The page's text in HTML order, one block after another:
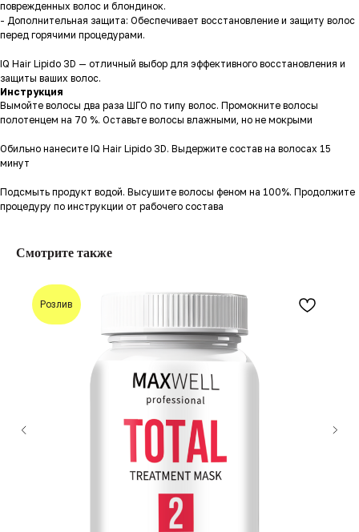
поврежденных волос и блондинок.
- Дополнительная защита: Обеспечивает восстановление и защиту волос
перед горячими процедурами.
IQ Hair Lipido 3D — отличный выбор для эффективного восстановления и
защиты ваших волос.
Инструкция
Вымойте волосы два раза ШГО по типу волос. Промокните волосы
полотенцем на 70 %. Оставьте волосы влажными, но не мокрыми
Обильно нанесите IQ Hair Lipido 3D. Выдержите состав на волосах 15
минут
Подсмыть продукт водой. Высушите волосы феном на 100%. Продолжите
процедуру по инструкции от рабочего состава
Смотрите также
Розлив